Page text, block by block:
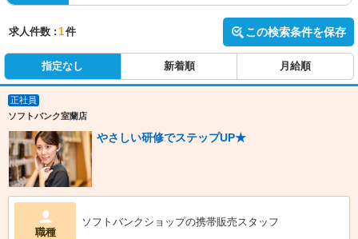
求人件数 : 1件 この検索条件を保存
指定なし 新着順 月給順
正社員
ソフトバンク室蘭店
やさしい研修でステップUP★
職種
ソフトバンクショップの携帯販売スタッフ